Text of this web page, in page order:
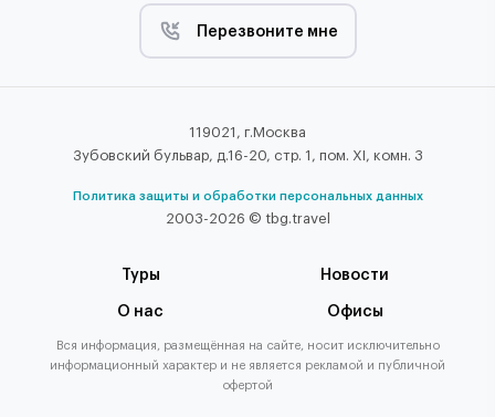
Перезвоните мне
119021, г.Москва
Зубовский бульвар, д.16-20, стр. 1, пом. XI, комн. 3
Политика защиты и обработки персональных данных
2003-2026 © tbg.travel
Туры Новости
О нас Офисы
Вся информация, размещённая на сайте, носит исключительно
информационный характер и не является рекламой и публичной
офертой